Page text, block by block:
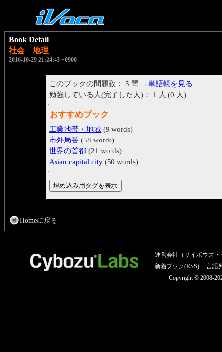
Book Detail
社会 地理
2016-10-29 21:24:43 +0900
このブックの問題数： 5 問 →単語帳を見る
勉強している人(完了した人)： 1 人 (0 人)
おすすめブック
工業地帯・地域 (9 words)
市外局番 (58 words)
世界の首都 (21 words)
Asian capital city (50 words)
Homeに戻る
運営会社（サイボウズ・
新着ブック(RSS)
言語
Copyright © 2008-